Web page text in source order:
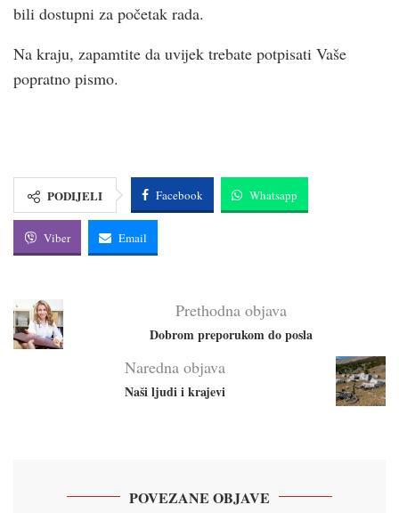
bili dostupni za početak rada.
Na kraju, zapamtite da uvijek trebate potpisati Vaše
popratno pismo.
PODIJELI Facebook Whatsapp
Viber Email
Prethodna objava
Dobrom preporukom do posla
Naredna objava
Naši ljudi i krajevi
POVEZANE OBJAVE